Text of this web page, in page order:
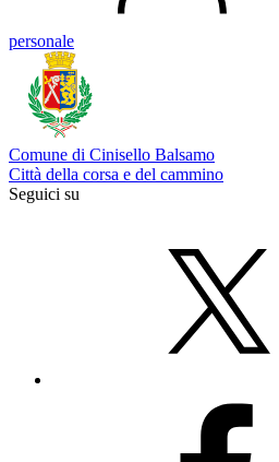
personale
Comune di Cinisello Balsamo
Città della corsa e del cammino
Seguici su